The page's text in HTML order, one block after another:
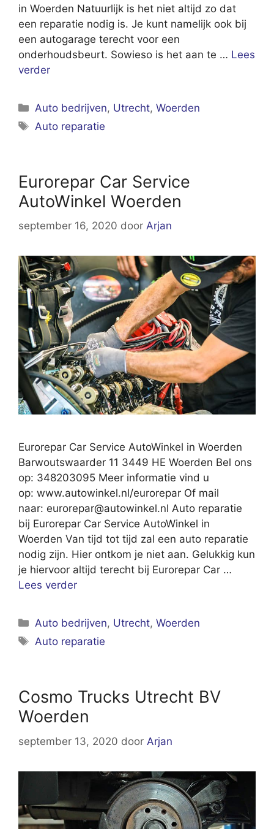
in Woerden Natuurlijk is het niet altijd zo dat
een reparatie nodig is. Je kunt namelijk ook bij
een autogarage terecht voor een
onderhoudsbeurt. Sowieso is het aan te … Lees
verder
Categorieën
Auto bedrijven, Utrecht,Woerden
Tags
Auto reparatie
Eurorepar Car Service
AutoWinkel Woerden
september 16, 2020 door Arjan
Eurorepar Car Service AutoWinkel in Woerden
Barwoutswaarder 11 3449 HE Woerden Bel ons
op: 348203095 Meer informatie vind u
op: www.autowinkel.nl/eurorepar Of mail
naar: eurorepar@autowinkel.nl Auto reparatie
bij Eurorepar Car Service AutoWinkel in
Woerden Van tijd tot tijd zal een auto reparatie
nodig zijn. Hier ontkom je niet aan. Gelukkig kun
je hiervoor altijd terecht bij Eurorepar Car …
Lees verder
Categorieën
Auto bedrijven, Utrecht,Woerden
Tags
Auto reparatie
Cosmo Trucks Utrecht BV
Woerden
september 13, 2020 door Arjan